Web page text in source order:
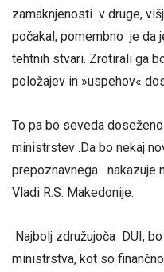
zamaknjenosti v druge,
počakal, pomembno je da
tehtnih stvari. Zrotirali ga
položajev in »uspehov«
To pa bo seveda
ministrstev .Da bo nekaj
prepoznavnega nakazuje
Vladi R.S. Makedonije.
Najbolj združujoča DUI,
ministrstva, kot so